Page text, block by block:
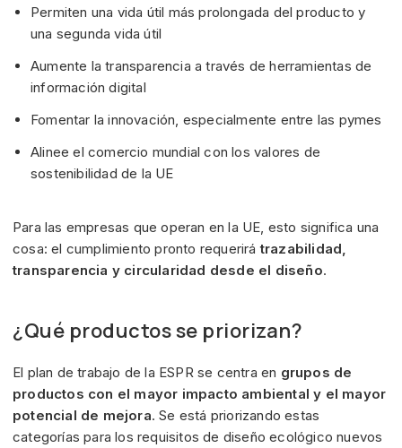
Permiten una vida útil más prolongada del producto y
una segunda vida útil
Aumente la transparencia a través de herramientas de
información digital
Fomentar la innovación, especialmente entre las pymes
Alinee el comercio mundial con los valores de
sostenibilidad de la UE
Para las empresas que operan en la UE, esto significa una
cosa: el cumplimiento pronto requerirátrazabilidad,
transparencia y circularidad desde el diseño.
¿Qué productos se priorizan?
El plan de trabajo de la ESPR se centra en grupos de
productos con el mayor impacto ambiental y el mayor
potencial de mejora. Se está priorizando estas
categorías para los requisitos de diseño ecológico nuevos